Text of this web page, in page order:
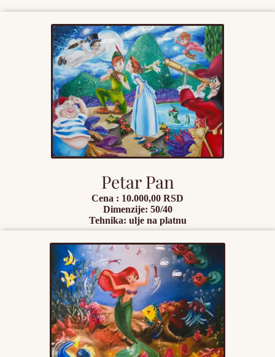
Petar Pan
Cena : 10.000,00 RSD
Dimenzije: 50/40
Tehnika: ulje na platnu